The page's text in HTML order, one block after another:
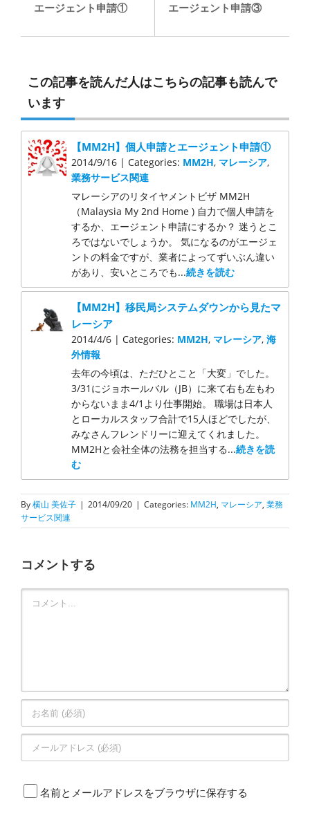
エージェント申請①
エージェント申請③
この記事を読んだ人はこちらの記事も読んで
います
【MM2H】個人申請とエージェント申請①
2014/9/16 | Categories: MM2H, マレーシア,
業務サービス関連
マレーシアのリタイヤメントビザ MM2H
（Malaysia My 2nd Home ) 自力で個人申請を
するか、エージェント申請にするか？ 迷うとこ
ろではないでしょうか。 気になるのがエージェ
ントの料金ですが、業者によってずいぶん違い
があり、安いところでも...続きを読む
【MM2H】移民局システムダウンから見たマ
レーシア
2014/4/6 | Categories: MM2H, マレーシア,海
外情報
去年の今頃は、ただひとこと「大変」でした。
3/31にジョホールバル（JB）に来て右も左もわ
からないまま4/1より仕事開始。 職場は日本人
とローカルスタッフ合計で15人ほどでしたが、
みなさんフレンドリーに迎えてくれました。
MM2Hと会社全体の法務を担当する...続きを読
む
By横山 美佐子 | 2014/09/20 | Categories: MM2H, マレーシア, 業務
サービス関連
コメントする
名前とメールアドレスをブラウザに保存する